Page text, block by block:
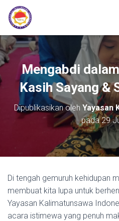
Mengabdi
Kasih Sayang &
Dipublikasikan oleh Yayasan
pada29
Di tengah gemuruh kehidupan
membuat kita lupa untuk
Yayasan Kalimatunsawa
acara istimewa yang penuh